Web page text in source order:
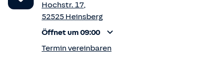
Hochstr. 17,
52525 Heinsberg
Öffnet um 09:00
Termin vereinbaren